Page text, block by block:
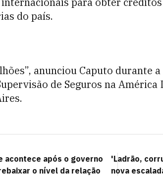
do país.
anunciou Caputo durante
de Seguros na
acontece após o governo
o nível da relação
'Ladrão,
nova